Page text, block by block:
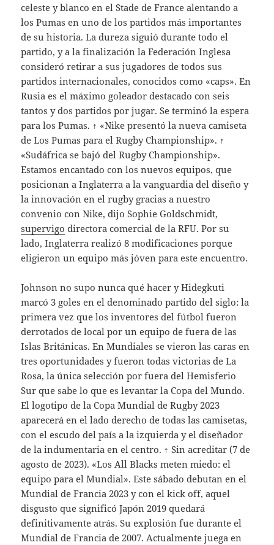
celeste y blanco en el Stade de France alentando a
los Pumas en uno de los partidos más importantes
de su historia. La dureza siguió durante todo el
partido, y a la finalización la Federación Inglesa
consideró retirar a sus jugadores de todos sus
partidos internacionales, conocidos como «caps». En
Rusia es el máximo goleador destacado con seis
tantos y dos partidos por jugar. Se terminó la espera
para los Pumas. ↑ «Nike presentó la nueva camiseta
de Los Pumas para el Rugby Championship». ↑
«Sudáfrica se bajó del Rugby Championship».
Estamos encantado con los nuevos equipos, que
posicionan a Inglaterra a la vanguardia del diseño y
la innovación en el rugby gracias a nuestro
convenio con Nike, dijo Sophie Goldschmidt,
supervigo directora comercial de la RFU. Por su
lado, Inglaterra realizó 8 modificaciones porque
eligieron un equipo más jóven para este encuentro.
Johnson no supo nunca qué hacer y Hidegkuti
marcó 3 goles en el denominado partido del siglo: la
primera vez que los inventores del fútbol fueron
derrotados de local por un equipo de fuera de las
Islas Británicas. En Mundiales se vieron las caras en
tres oportunidades y fueron todas victorias de La
Rosa, la única selección por fuera del Hemisferio
Sur que sabe lo que es levantar la Copa del Mundo.
El logotipo de la Copa Mundial de Rugby 2023
aparecerá en el lado derecho de todas las camisetas,
con el escudo del país a la izquierda y el diseñador
de la indumentaria en el centro. ↑ Sin acreditar (7 de
agosto de 2023). «Los All Blacks meten miedo: el
equipo para el Mundial». Este sábado debutan en el
Mundial de Francia 2023 y con el kick off, aquel
disgusto que significó Japón 2019 quedará
definitivamente atrás. Su explosión fue durante el
Mundial de Francia de 2007. Actualmente juega en